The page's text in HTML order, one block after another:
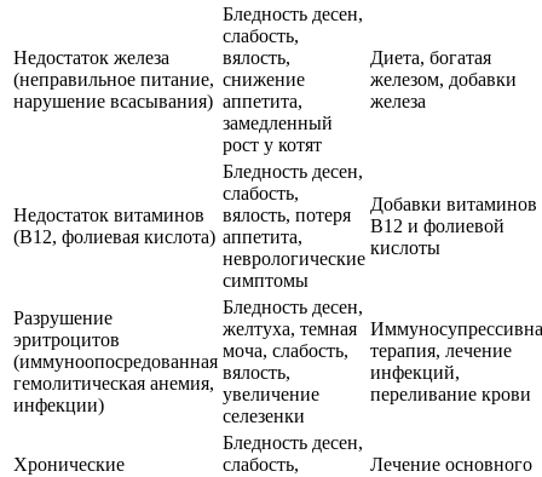
Недостаток железа
(неправильное питание,
нарушение всасывания)
Бледность десен,
слабость,
вялость,
снижение
аппетита,
замедленный
рост у котят
Диета, богатая
железом, добавки
железа
Недостаток витаминов
(В12, фолиевая кислота)
Бледность десен,
слабость,
вялость, потеря
аппетита,
неврологические
симптомы
Добавки витаминов
В12 и фолиевой
кислоты
Разрушение
эритроцитов
(иммуноопосредованная
гемолитическая анемия,
инфекции)
Бледность десен,
желтуха, темная
моча, слабость,
вялость,
увеличение
селезенки
терапия, лечение
инфекций,
переливание крови
Хронические
Бледность десен,
слабость,
Лечение основного